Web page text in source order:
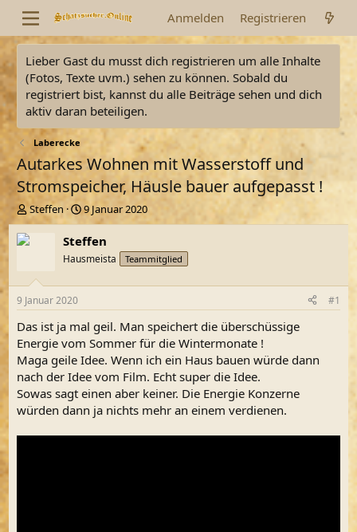
Anmelden Registrieren
Lieber Gast du musst dich registrieren um alle Inhalte
(Fotos, Texte uvm.) sehen zu können. Sobald du
registriert bist, kannst du alle Beiträge sehen und dich
aktiv daran beteiligen.
Laberecke
Autarkes Wohnen mit Wasserstoff und
Stromspeicher, Häusle bauer aufgepasst !
E
r
s
e
r
Steffen
E
r
s
e
t
a
m
9 Januar 2020
Steffen
Hausmeista Teammitglied
9 Januar 2020 #1
Das ist ja mal geil. Man speichert die überschüssige
Energie vom Sommer für die Wintermonate !
Maga geile Idee. Wenn ich ein Haus bauen würde dann
nach der Idee vom Film. Echt super die Idee.
Sowas sagt einen aber keiner. Die Energie Konzerne
würden dann ja nichts mehr an einem verdienen.